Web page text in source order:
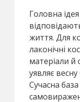
Головна
життя. Для
лаконічні
матеріали й
уявляє весну
Сучасна